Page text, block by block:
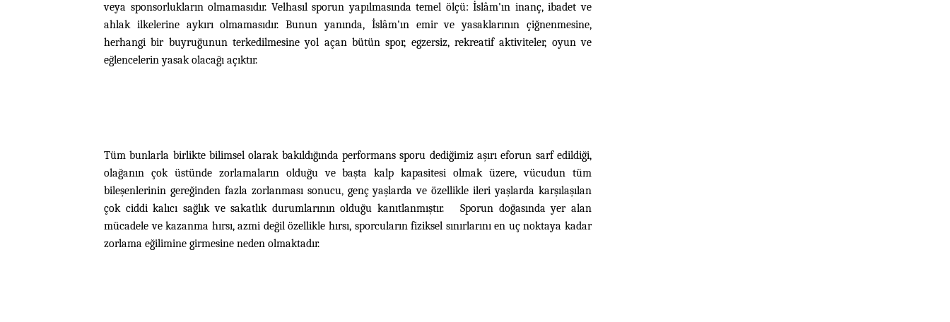
veya sponsorlukların olmamasıdır. Velhasıl sporun yapılmasında temel ölçü: İslâm'ın inanç, ibadet ve
ahlak ilkelerine aykırı olmamasıdır. Bunun yanında, İslâm'ın emir ve yasaklarının çiğnenmesine,
herhangi bir buyruğunun terkedilmesine yol açan bütün spor, egzersiz, rekreatif aktiviteler, oyun ve
eğlencelerin yasak olacağı açıktır.
Tüm bunlarla birlikte bilimsel olarak bakıldığında performans sporu dediğimiz aşırı eforun sarf edildiği,
olağanın çok üstünde zorlamaların olduğu ve başta kalp kapasitesi olmak üzere, vücudun tüm
bileşenlerinin gereğinden fazla zorlanması sonucu, genç yaşlarda ve özellikle ileri yaşlarda karşılaşılan
çok ciddi kalıcı sağlık ve sakatlık durumlarının olduğu kanıtlanmıştır. Sporun doğasında yer alan
mücadele ve kazanma hırsı, azmi değil özellikle hırsı, sporcuların fiziksel sınırlarını en uç noktaya kadar
zorlama eğilimine girmesine neden olmaktadır.